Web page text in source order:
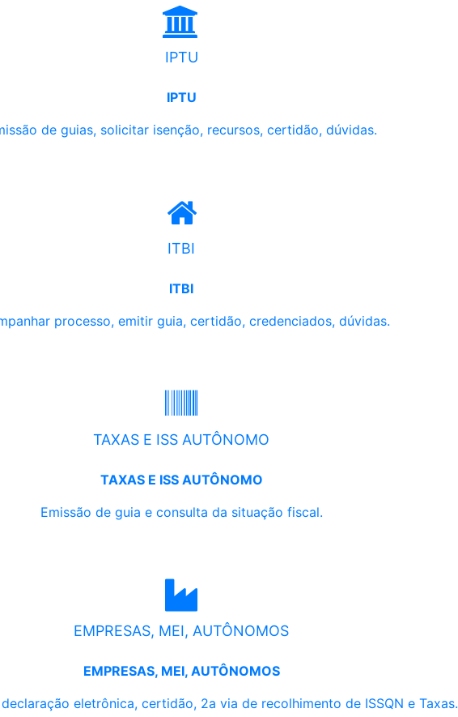
IPTU
IPTU
de guias, solicitar isenção, recursos, certidão, dúvidas.
ITBI
ITBI
processo, emitir guia, certidão, credenciados, dúvidas.
TAXAS E ISS AUTÔNOMO
TAXAS E ISS AUTÔNOMO
Emissão de guia e consulta da situação fiscal.
EMPRESAS, MEI, AUTÔNOMOS
EMPRESAS, MEI, AUTÔNOMOS
eletrônica, certidão, 2a via de recolhimento de ISSQN e Taxas.